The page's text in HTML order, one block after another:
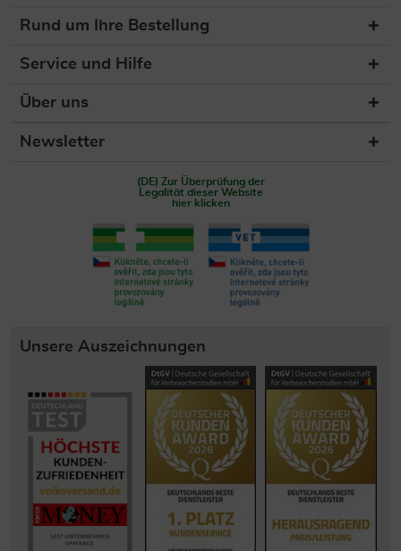
Rund um Ihre Bestellung
Service und Hilfe
Über uns
Newsletter
(DE) Zur Überprüfung der
Legalität dieser Website
hier klicken
Unsere Auszeichnungen